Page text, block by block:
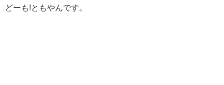
どーも!ともやんです。